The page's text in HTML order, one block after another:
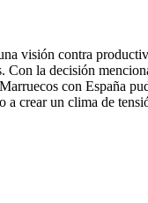
visión contra
la decisión
con España
crear un clima de